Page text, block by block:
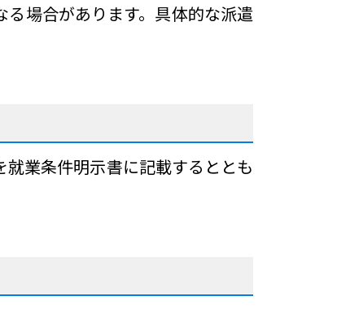
場合があります。具体的な派遣
業条件明示書に記載するととも